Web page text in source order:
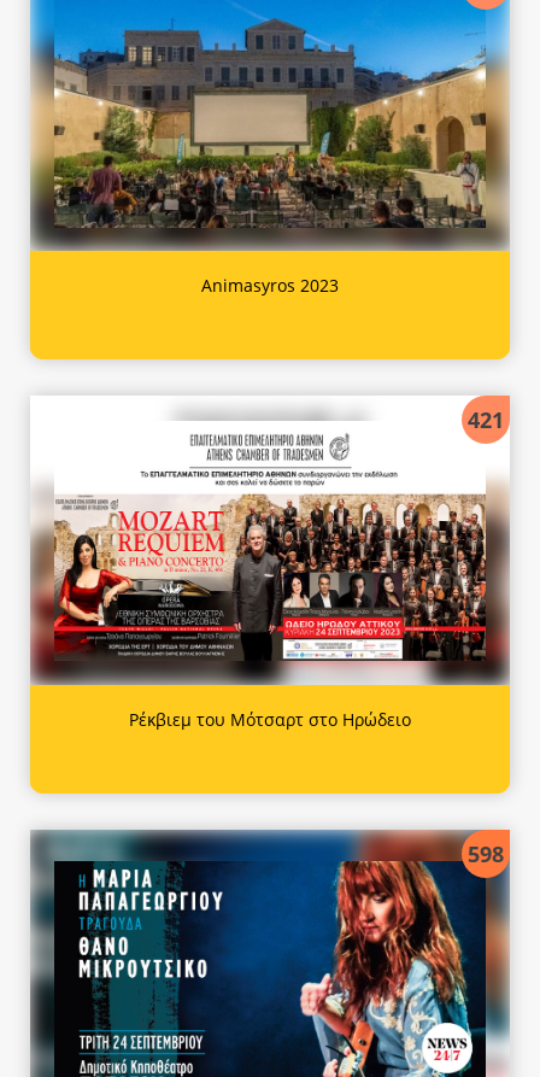
Animasyros 2023
421
Ρέκβιεμ του Μότσαρτ στο Ηρώδειο
598